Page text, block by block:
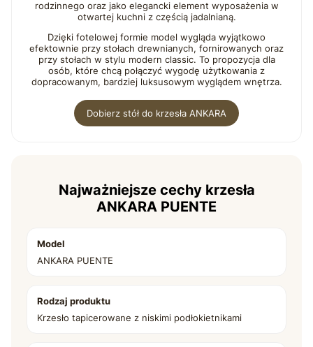
rodzinnego oraz jako elegancki element wyposażenia w
otwartej kuchni z częścią jadalnianą.
Dzięki fotelowej formie model wygląda wyjątkowo
efektownie przy stołach drewnianych, fornirowanych oraz
przy stołach w stylu modern classic. To propozycja dla
osób, które chcą połączyć wygodę użytkowania z
dopracowanym, bardziej luksusowym wyglądem wnętrza.
Dobierz stół do krzesła ANKARA
Najważniejsze cechy krzesła
ANKARA PUENTE
Model
ANKARA PUENTE
Rodzaj produktu
Krzesło tapicerowane z niskimi podłokietnikami